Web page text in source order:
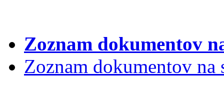
Zoznam dokumentov
Zoznam dokumentov